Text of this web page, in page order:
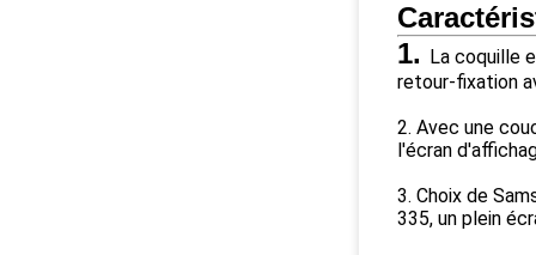
1. La coquille
retour-fixation
2. Avec une
l'écran
3. Choix de
335, un plein